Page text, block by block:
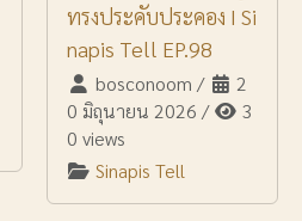
ทรงประคับประคอง I Si
napis Tell EP.98
bosconoom /
2
0 มิถุนายน 2026 /
3
0 views
Sinapis Tell